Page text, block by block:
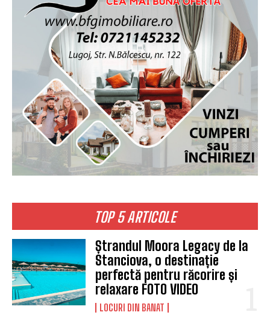
TOP 5 ARTICOLE
Ștrandul Moora Legacy de la
Stanciova, o destinație
perfectă pentru răcorire și
relaxare FOTO VIDEO
LOCURI DIN BANAT